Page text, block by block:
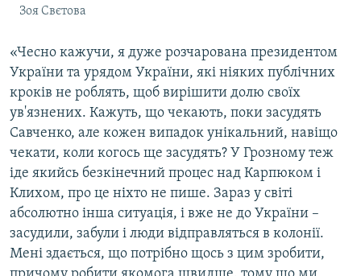
Зоя Свєтова
«Чесно кажучи, я дуже розчарована президентом
України та урядом України, які ніяких публічних
кроків не роблять, щоб вирішити долю своїх
ув'язнених. Кажуть, що чекають, поки засудять
Савченко, але кожен випадок унікальний, навіщо
чекати, коли когось ще засудять? У Грозному теж
іде якийсь безкінечний процес над Карпюком і
Клихом, про це ніхто не пише. Зараз у світі
абсолютно інша ситуація, і вже не до України –
засудили, забули і люди відправляться в колонії.
Мені здається, що потрібно щось з цим зробити,